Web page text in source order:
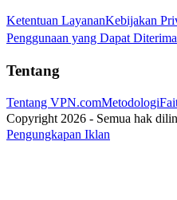
Ketentuan LayananKebijakan
Penggunaan yang Dapat Diterima
Tentang
Tentang VPN.comMetodologi
Copyright 2026 - Semua hak
Pengungkapan Iklan